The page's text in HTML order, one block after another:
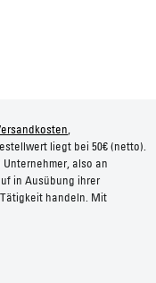
liegt bei 50€ (netto).
also an
in Ausübung ihrer
handeln. Mit